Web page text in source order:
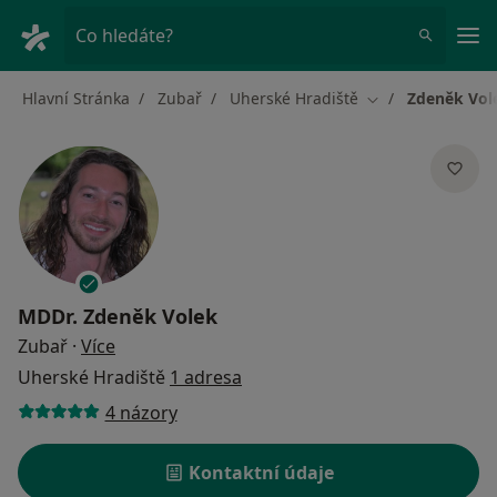
Co hledáte?
Hlavní Stránka Zubař Uherské Hradiště Změna města
Zdeněk
MDDr. Zdeněk Volek
Zubař · Více
Uherské Hradiště 1 adresa
4 názory
Kontaktní údaje